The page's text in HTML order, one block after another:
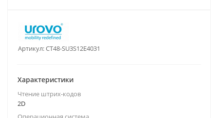
Артикул:CT48-SU3S12E4031
Характеристики
Чтение штрих-кодов
2D